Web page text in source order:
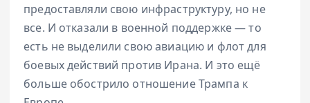
предоставляли свою инфраструктуру, но не
все. И отказали в военной поддержке — то
есть не выделили свою авиацию и флот для
боевых действий против Ирана. И это ещё
больше обострило отношение Трампа к